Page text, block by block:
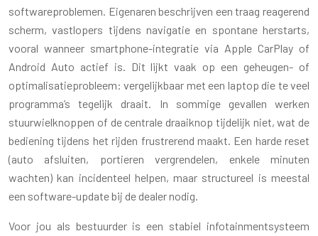
softwareproblemen. Eigenaren beschrijven een traag reagerend
scherm, vastlopers tijdens navigatie en spontane herstarts,
vooral wanneer smartphone-integratie via Apple CarPlay of
Android Auto actief is. Dit lijkt vaak op een geheugen- of
optimalisatieprobleem: vergelijkbaar met een laptop die te veel
programma’s tegelijk draait. In sommige gevallen werken
stuurwielknoppen of de centrale draaiknop tijdelijk niet, wat de
bediening tijdens het rijden frustrerend maakt. Een harde reset
(auto afsluiten, portieren vergrendelen, enkele minuten
wachten) kan incidenteel helpen, maar structureel is meestal
een software-update bij de dealer nodig.
Voor jou als bestuurder is een stabiel infotainmentsysteem